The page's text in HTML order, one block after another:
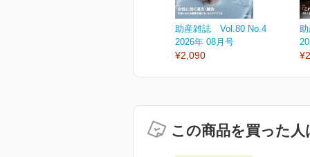
助産雑誌 Vol.80 No.4
2026年 08月号
¥2,090
この商品を買った